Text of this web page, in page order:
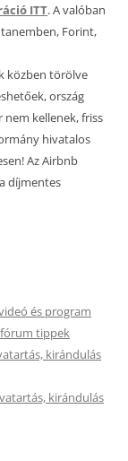
ITT. A valóban
Forint,
közben törölve
ország
nem kellenek, friss
hivatalos
Az Airbnb
díjmentes
és program
tippek
kirándulás
kirándulás